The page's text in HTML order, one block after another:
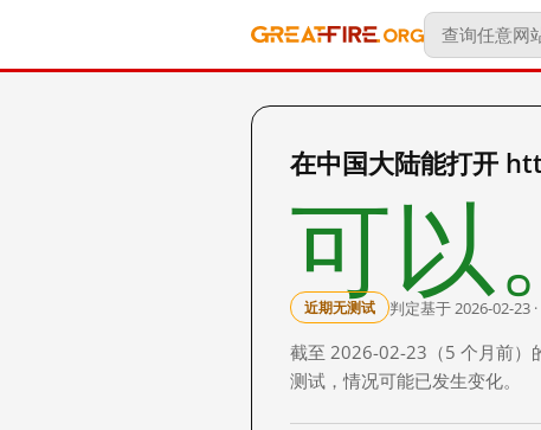
在中国大陆能打开
可以。
近期无测试 判定基于 2026-02-23
截至 2026-02-23（5 个月前）
测试，情况可能已发生变化。